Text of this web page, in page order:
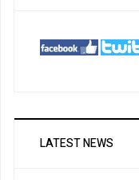
LATEST NEWS